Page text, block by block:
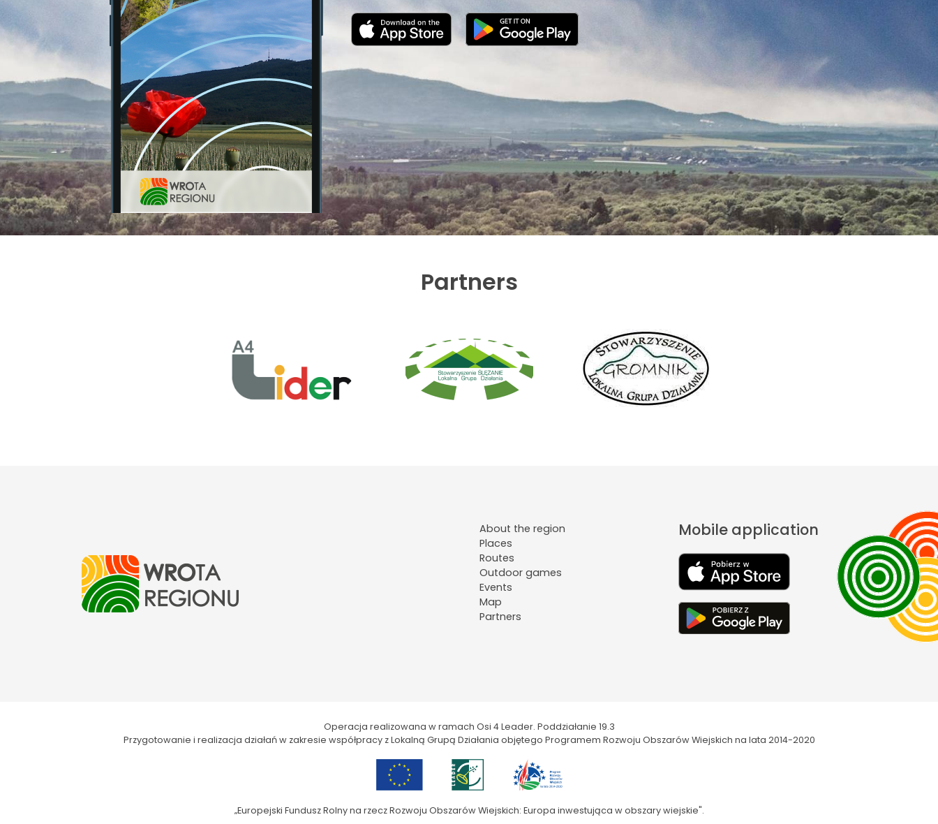
Partners
About the region
Places
Routes
Outdoor games
Events
Map
Partners
Mobile application
Operacja realizowana w ramach Osi 4 Leader. Poddziałanie 19.3
Przygotowanie i realizacja działań w zakresie współpracy z Lokalną Grupą Działania objętego Programem Rozwoju Obszarów Wiejskich na lata 2014-2020
„Europejski Fundusz Rolny na rzecz Rozwoju Obszarów Wiejskich: Europa inwestująca w obszary wiejskie".